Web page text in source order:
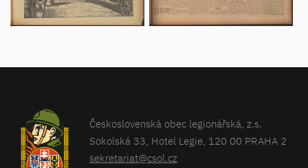
Československá obec legionářská, z.s.
Sokolská 33, Hotel Legie, 120 00 PRAHA 2
sekretariat@csol.cz